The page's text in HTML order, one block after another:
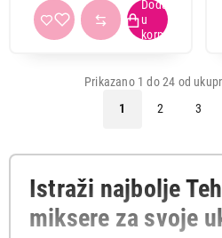
Prikazano 1 do 24 od
1
2 3
Istraži najbolje
miksere za svoje